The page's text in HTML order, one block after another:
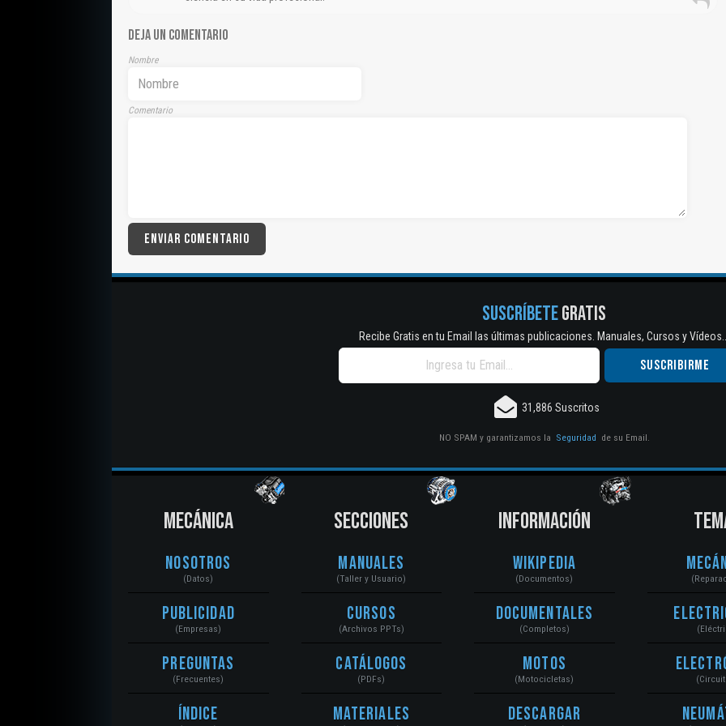
DEJA UN COMENTARIO
Nombre
Comentario
SUSCRÍBETEGRATIS
Recibe Gratis en tu Email las últimas publicaciones. Manuales, Cursos y
31,886 Suscritos
NO SPAM y garantizamos la Seguridad de su Email.
MECÁNICA
Nosotros
(Datos)
Publicidad
(Empresas)
Preguntas
(Frecuentes)
Índice
SECCIONES
Manuales
(Taller y Usuario)
Cursos
(Archivos PPTs)
Catálogos
(PDFs)
Materiales
INFORMACIÓN
Wikipedia
(Documentos)
Documentales
(Completos)
Motos
(Motocicletas)
Descargar